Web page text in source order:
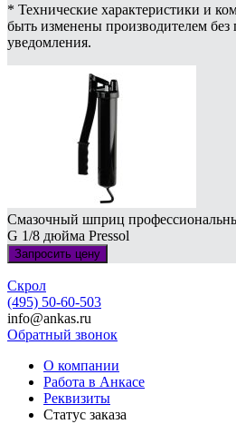
* Технические характеристики и
быть изменены производителем без
уведомления.
Смазочный шприц
G 1/8 дюйма Pressol
Запросить цену
Скрол
(495) 50-60-503
info@ankas.ru
Обратный звонок
О компании
Работа в Анкасе
Реквизиты
Статус заказа